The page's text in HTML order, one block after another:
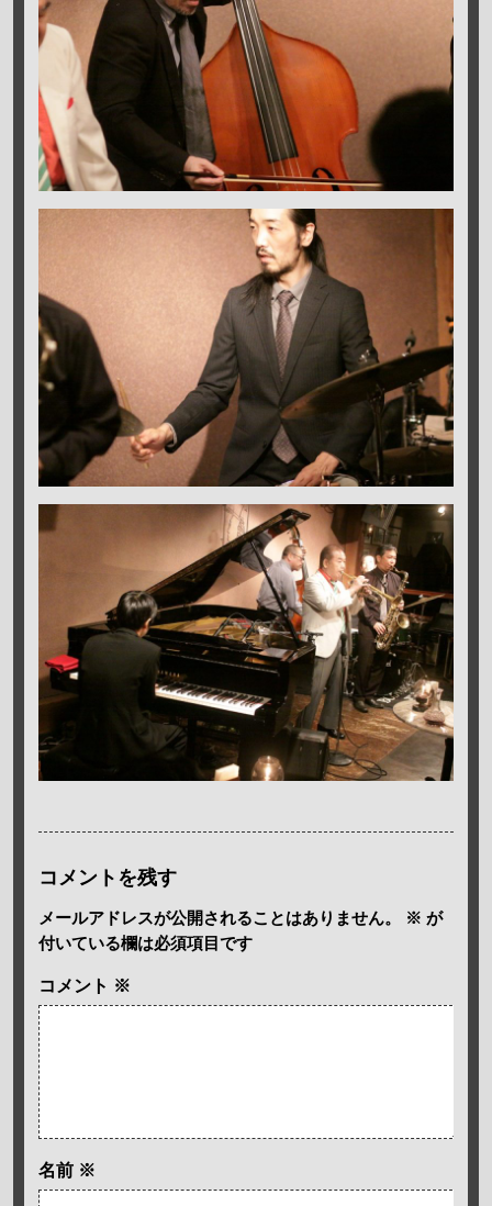
コメントを残す
メールアドレスが公開されることはありません。 ※ が
付いている欄は必須項目です
コメント ※
名前 ※